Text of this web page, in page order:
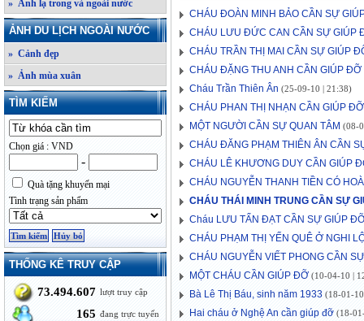
» Ảnh lạ trong và ngoài nước
ẢNH DU LỊCH NGOÀI NƯỚC
» Cảnh đẹp
» Ảnh mùa xuân
TÌM KIẾM
Chọn giá : VND
-
Quà tặng khuyến mại
Tình trạng sản phẩm
THỐNG KÊ TRUY CẬP
73.494.607 lượt truy cập
165 đang trực tuyến
CHÁU ĐOÀN MINH BẢO CẦN SỰ
CHÁU LƯU ĐỨC CAN CẦN SỰ GIÚP
CHÁU TRẦN THỊ MAI CẦN SỰ GIÚP
CHÁU ĐẶNG THU ANH CẦN GIÚP ĐỠ
Cháu Trần Thiên Ân (25-09-10 | 21:38)
CHÁU PHAN THỊ NHẠN CẦN GIÚP ĐỠ
MỘT NGƯỜI CẦN SỰ QUAN TÂM (08-
CHÁU ĐĂNG PHẠM THIÊN ÂN CẦN
CHÁU LÊ KHƯƠNG DUY CẦN GIÚP
CHÁU NGUYỄN THANH TIỀN CÓ
CHÁU THÁI MINH TRUNG CẦN SỰ
Cháu LƯU TẤN ĐẠT CẦN SỰ GIÚP
CHÁU PHẠM THỊ YẾN QUÊ Ở NGHI
CHÁU NGUYỄN VIẾT PHONG CẦN
MỘT CHÁU CẦN GIÚP ĐỠ (10-04-10 |
Bà Lê Thị Báu, sinh năm 1933 (18-01-
Hai cháu ở Nghệ An cần giúp đỡ (18-